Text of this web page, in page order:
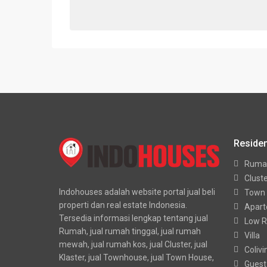
Indohouses adalah website portal jual beli
properti dan real estate Indonesia.
Tersedia informasi lengkap tentang jual
Rumah, jual rumah tinggal, jual rumah
mewah, jual rumah kos, jual Cluster, jual
Klaster, jual Townhouse, jual Town House,
Town
Low
Villa